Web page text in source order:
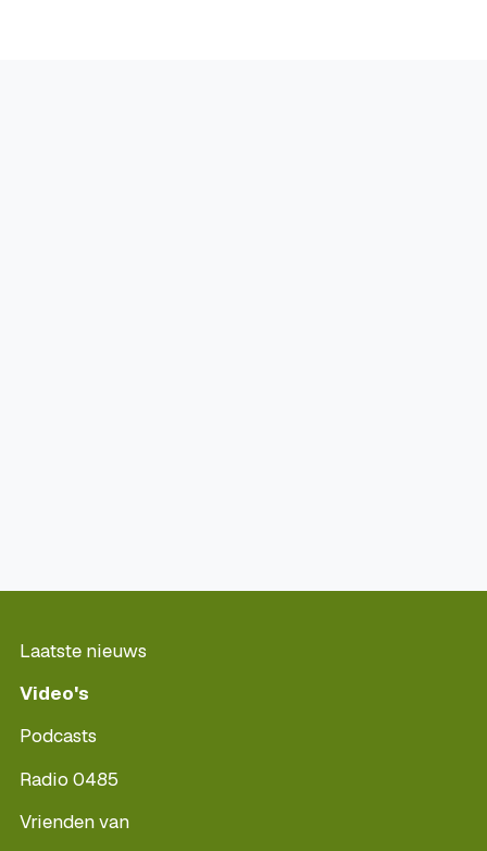
Laatste nieuws
Video's
Podcasts
Radio 0485
Vrienden van